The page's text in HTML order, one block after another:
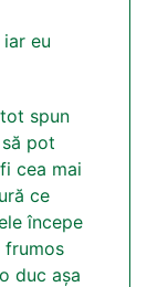
eu
spun
pot
cea mai
ce
începe
frumos
duc așa